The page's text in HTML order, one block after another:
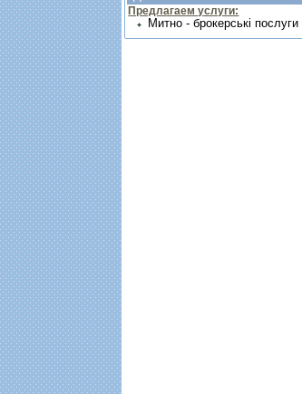
Предлагаем услуги:
Митно - брокерські послуги